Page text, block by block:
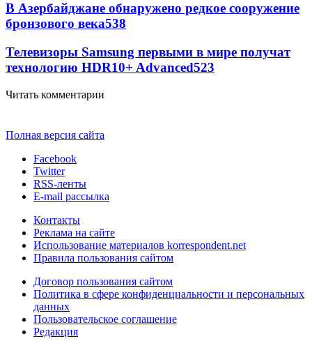
В Азербайджане обнаружено редкое сооружение
бронзового века538
Телевизоры Samsung первыми в мире получат
технологию HDR10+ Advanced523
Читать комментарии
Полная версия сайта
Facebook
Twitter
RSS-ленты
E-mail рассылка
Контакты
Реклама на сайте
Использование материалов korrespondent.net
Правила пользования сайтом
Договор пользования сайтом
Политика в сфере конфиденциальности и персональных
данных
Пользовательское соглашение
Редакция